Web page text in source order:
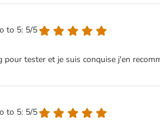
to 5: 5/5
tester et je suis conquise j'en
to 5: 5/5